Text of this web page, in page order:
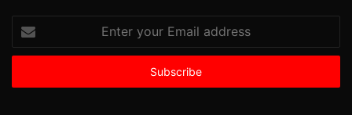
Enter
your
Email